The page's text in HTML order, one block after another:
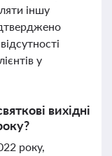
іншу
у
вихідні
року,